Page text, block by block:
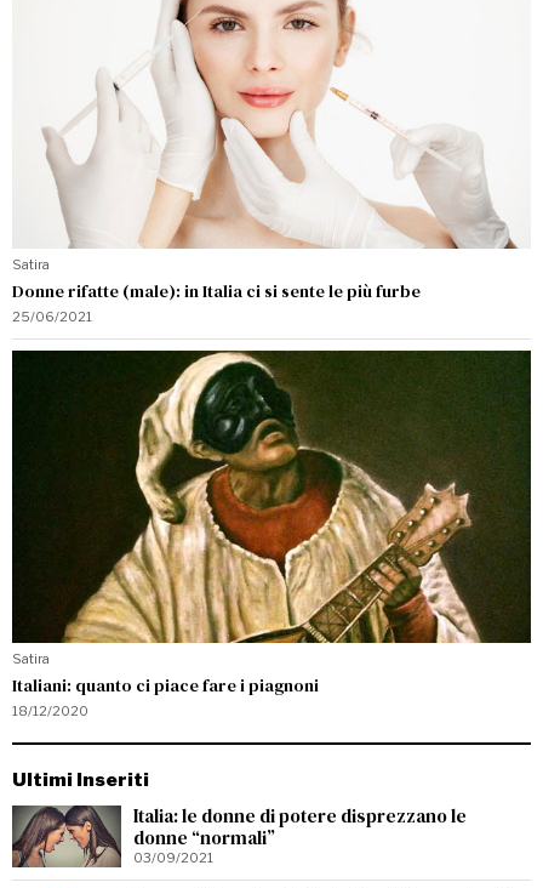
Satira
Donne rifatte (male): in Italia ci si sente le più furbe
25/06/2021
Satira
Italiani: quanto ci piace fare i piagnoni
18/12/2020
Ultimi Inseriti
Italia: le donne di potere disprezzano le
donne “normali”
03/09/2021